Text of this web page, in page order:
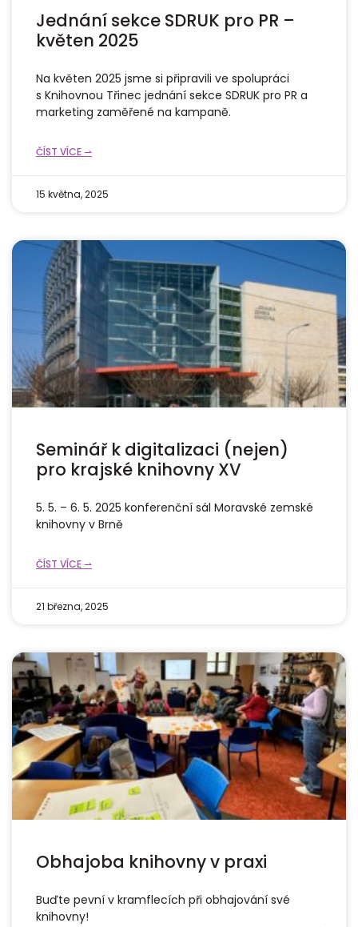
Jednání sekce SDRUK pro PR –
květen 2025
Na květen 2025 jsme si připravili ve spolupráci
s Knihovnou Třinec jednání sekce SDRUK pro PR a
marketing zaměřené na kampaně.
ČÍST VÍCE ⇀
15 května, 2025
Seminář k digitalizaci (nejen)
pro krajské knihovny XV
5. 5. – 6. 5. 2025 konferenční sál Moravské zemské
knihovny v Brně
ČÍST VÍCE ⇀
21 března, 2025
Obhajoba knihovny v praxi
Buďte pevní v kramflecích při obhajování své
knihovny!